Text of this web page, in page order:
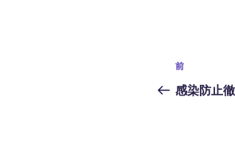
投
稿
前
の
前
感染防止